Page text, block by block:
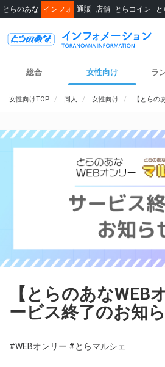
とらのあな インフォ 通販 店舗 とらコイン
総合 女性向け ラ
女性向けTOP 同人 女性向け 【とら
【とらのあなWEB
ービス終了のお知
#WEBオンリー #とらマルシェ